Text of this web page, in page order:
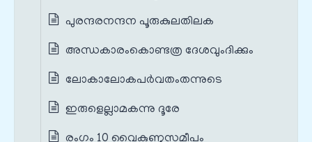
പുരന്ദരനന്ദന പൂരുകുലതിലക
അന്ധകാരംകൊണ്ടത്ര ദേശവുംദിക്കും
ലോകാലോകപർവതംതന്നുടെ
ഇരുളെല്ലാമകന്നു ദൂരേ
രംഗം 10 വൈകുണ്ഠസമീപം